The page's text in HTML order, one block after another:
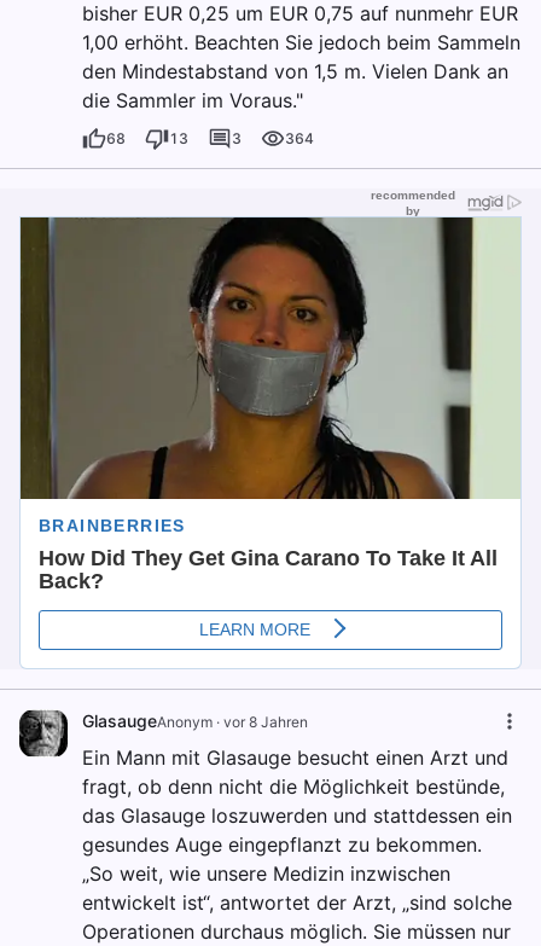
bisher EUR 0,25 um EUR 0,75 auf nunmehr EUR
1,00 erhöht. Beachten Sie jedoch beim Sammeln
den Mindestabstand von 1,5 m. Vielen Dank an
die Sammler im Voraus."
68 13 3 364
GlasaugeAnonym · vor 8 Jahren
Ein Mann mit Glasauge besucht einen Arzt und
fragt, ob denn nicht die Möglichkeit bestünde,
das Glasauge loszuwerden und stattdessen ein
gesundes Auge eingepflanzt zu bekommen.
„So weit, wie unsere Medizin inzwischen
entwickelt ist“, antwortet der Arzt, „sind solche
Operationen durchaus möglich. Sie müssen nur